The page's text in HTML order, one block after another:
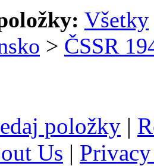
Všetky
> ČSSR
položky |
Us |